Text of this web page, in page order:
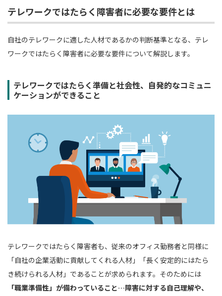
テレワークではたらく障害者に必要な要件とは
自社のテレワークに適した人材であるかの判断基準となる、テレ
ワークではたらく障害者に必要な要件について解説します。
テレワークではたらく準備と社会性、自発的なコミュニ
ケーションができること
テレワークではたらく障害者も、従来のオフィス勤務者と同様に
「自社の企業活動に貢献してくれる人材」「長く安定的にはたら
き続けられる人材」であることが求められます。そのためには
「職業準備性」が備わっていること…障害に対する自己理解や、